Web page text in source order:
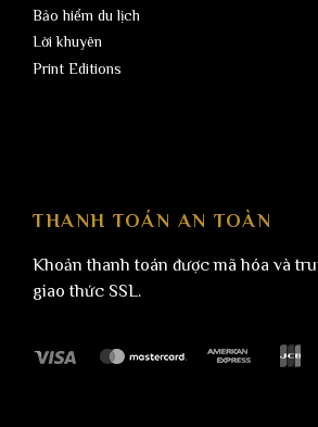
Bảo hiểm du lịch
Lời khuyên
Print Editions
THANH TOÁN AN TOÀN
Khoản thanh toán được mã hóa và
giao thức SSL.